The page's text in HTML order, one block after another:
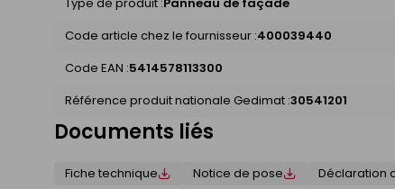
Code article chez le fournisseur :400039440
Code EAN :5414578113300
Référence produit nationale Gedimat :30541201
Documents liés
Fiche technique Notice de pose Déclaration